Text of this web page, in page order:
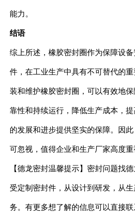
能力。
结语
综上所述，橡胶密封圈作为保障设
件，在工业生产中具有不可替代的
装和维护橡胶密封圈，可以有效地
靠性和持续运行，降低生产成本，
的发展和进步提供坚实的保障。因
可忽视，值得企业和生产厂家高度重
【德龙密封温馨提示】密封问题找
受定制密封件，从设计到研发，从
务。有更多想了解的信息可以直接